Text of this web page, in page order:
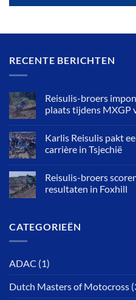
RECENTE BERICHTEN
Reisulis-broers
plaats tijdens MXGP
Karlis Reisulis pakt
carrière in Tsjechië
Reisulis-broers
resultaten in Foxhill
CATEGORIEËN
ADAC (1)
Dutch Masters of Motocross